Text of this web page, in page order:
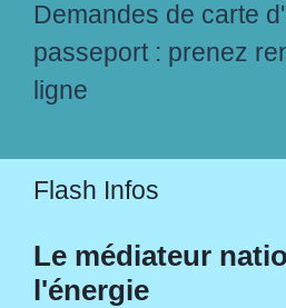
Demandes de carte
passeport : prenez
ligne
Flash Infos
Le médiateur
l'énergie